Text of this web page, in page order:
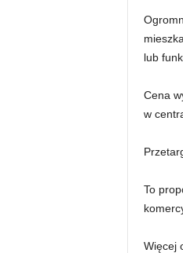
lub
Cena
w
To
Więcej